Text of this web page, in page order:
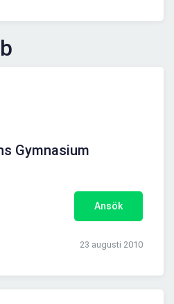
Gymnasium
Ansök
23 augusti 2010